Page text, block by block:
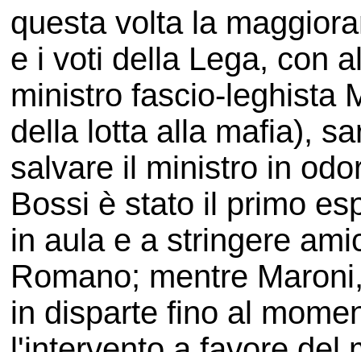
questa volta la
e i voti della Lega, con
ministro fascio-leghista
della lotta alla mafia),
salvare il ministro in
Bossi è stato il primo
in aula e a stringere
Romano; mentre
in disparte fino al